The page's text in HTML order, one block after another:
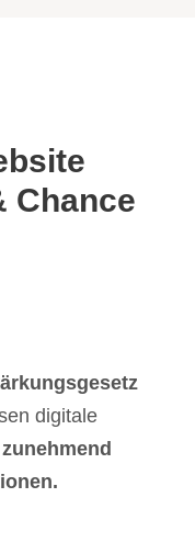
Chance
digitale
zunehmend